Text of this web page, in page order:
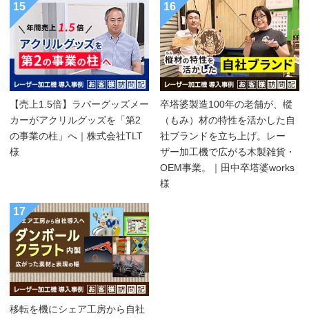
15
【売上1.5倍】ラバーグッズメー
カーがアクリルグッズを「第2
の事業の柱」へ｜株式会社TLT
様
16
卒塔婆製造100年の老舗が、樅
（もみ）材の特性を活かした自
社ブランドを立ち上げ。レー
ザー加工機で広がる木製雑貨・
OEM事業。｜田中卒塔婆works
様
17
移転を機にシェア工房から自社